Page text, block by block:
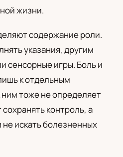
жизни.
содержание роли.
указания, другим
сенсорные игры. Боль и
к отдельным
тоже не определяет
контроль, а
искать болезненных